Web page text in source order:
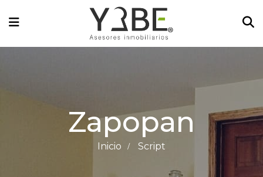
Zapopan
Inicio Script